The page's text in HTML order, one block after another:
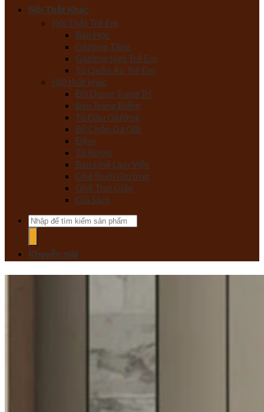
Nội Thất Khác
Nội Thất Trẻ Em
Bàn Học
Giường Tầng
Giường Ngủ Trẻ Em
Tủ Quần Áo Trẻ Em
Nội thất khác
Đồ Decor Trang Trí
Bàn Trang Điểm
Tủ Đầu Giường
Bộ Chăn Ga Gối
Đệm
Tủ Rượu
Bàn Ghế Làm Việc
Ghế Đuôi Giường
Ghế Thư Giãn
Giá Sách
Tìm
kiếm:
Khuyến mãi